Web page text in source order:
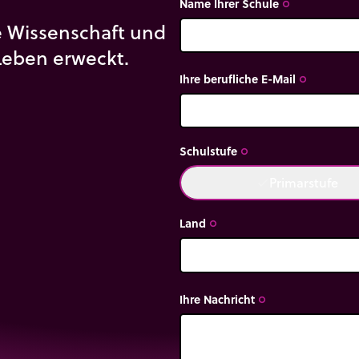
und
erweckt.
Name Ihrer Schule trip_origin
Ihre berufliche E-Mail trip_origin
Schulstufe trip_origin
Land trip_origin
Ihre Nachricht trip_origin